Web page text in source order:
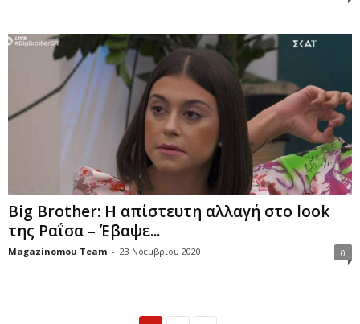
Big Brother: Η απίστευτη αλλαγή στο look
της Ραΐσα – Έβαψε...
Magazinomou Team - 23 Νοεμβρίου 2020 0